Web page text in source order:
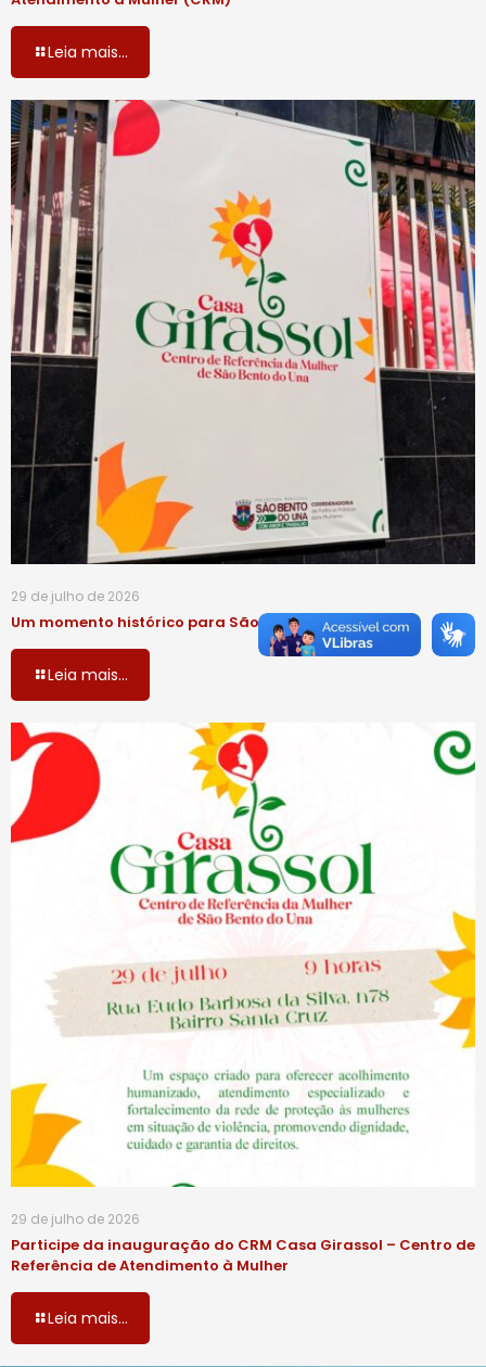
Leia mais...
29 de julho de 2026
Um momento histórico para São Bento do Una!
Leia mais...
29 de julho de 2026
Participe da inauguração do CRM Casa Girassol – Centro de
Referência de Atendimento à Mulher
Leia mais...